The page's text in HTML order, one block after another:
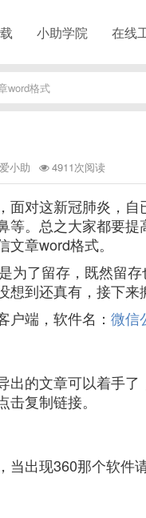
小助学院 在线
word格式
小助 4911次阅读
面对这新冠肺炎，
等。总之大家都要
章word格式。
为了留存，既然留
到还真有，接下来
户端，软件名： 微信
出的文章可以着手
复制链接。
出现360那个软件